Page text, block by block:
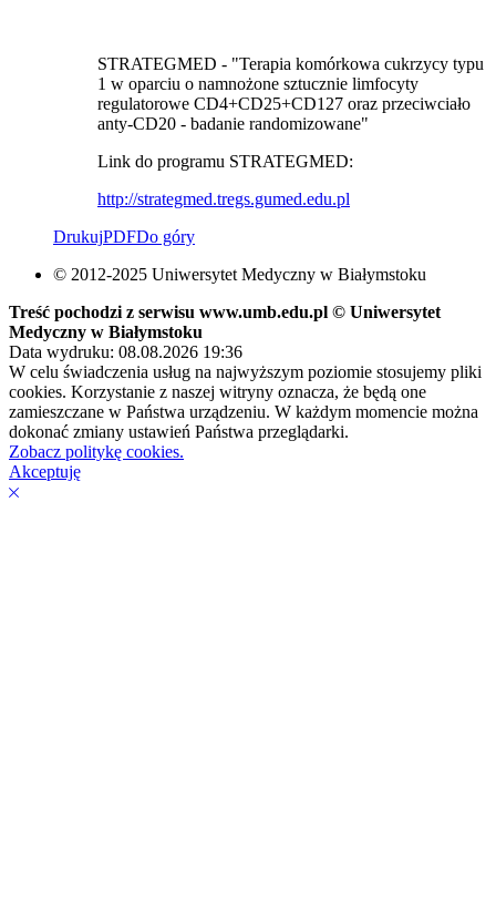
STRATEGMED - "Terapia komórkowa cukrzycy typu
1 w oparciu o namnożone sztucznie limfocyty
regulatorowe CD4+CD25+CD127 oraz przeciwciało
anty-CD20 - badanie randomizowane"
Link do programu STRATEGMED:
http://strategmed.tregs.gumed.edu.pl
DrukujPDFDo góry
© 2012-2025 Uniwersytet Medyczny w Białymstoku
Treść pochodzi z serwisu www.umb.edu.pl © Uniwersytet
Medyczny w Białymstoku
Data wydruku: 08.08.2026 19:36
W celu świadczenia usług na najwyższym poziomie stosujemy pliki
cookies. Korzystanie z naszej witryny oznacza, że będą one
zamieszczane w Państwa urządzeniu. W każdym momencie można
dokonać zmiany ustawień Państwa przeglądarki.
Zobacz politykę cookies.
Akceptuję